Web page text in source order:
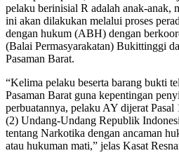
pelaku berinisial R adalah anak-anak,
ini akan dilakukan melalui proses
dengan hukum (ABH) dengan
(Balai Permasyarakatan) Bukittinggi
Pasaman Barat.
“Kelima pelaku beserta barang bukti
Pasaman Barat guna kepentingan
perbuatannya, pelaku AY dijerat Pasal
(2) Undang-Undang Republik
tentang Narkotika dengan ancaman
atau hukuman mati,” jelas Kasat